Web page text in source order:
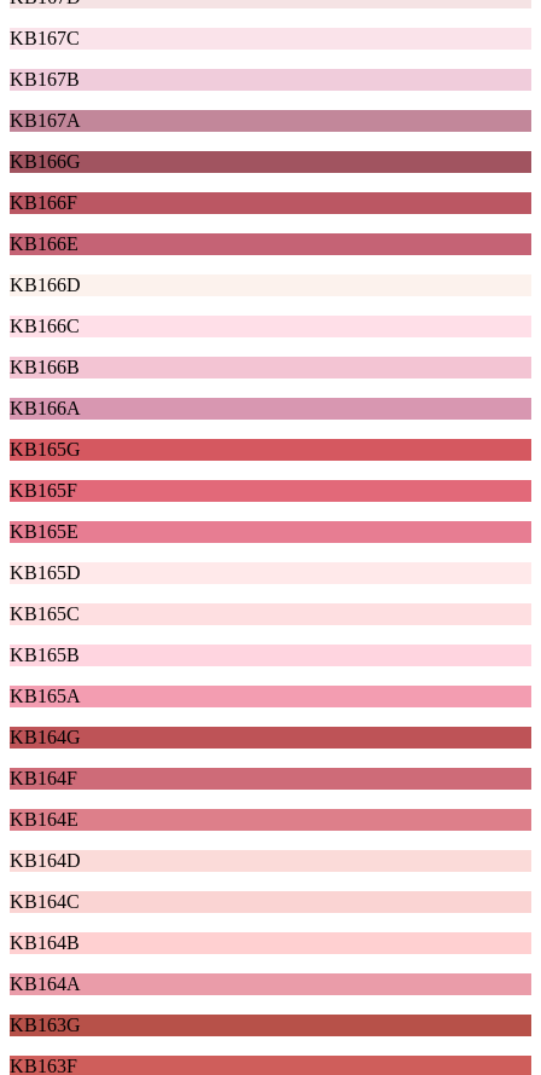
KB167C
KB167B
KB167A
KB166G
KB166F
KB166E
KB166D
KB166C
KB166B
KB166A
KB165G
KB165F
KB165E
KB165D
KB165C
KB165B
KB165A
KB164G
KB164F
KB164E
KB164D
KB164C
KB164B
KB164A
KB163G
KB163F